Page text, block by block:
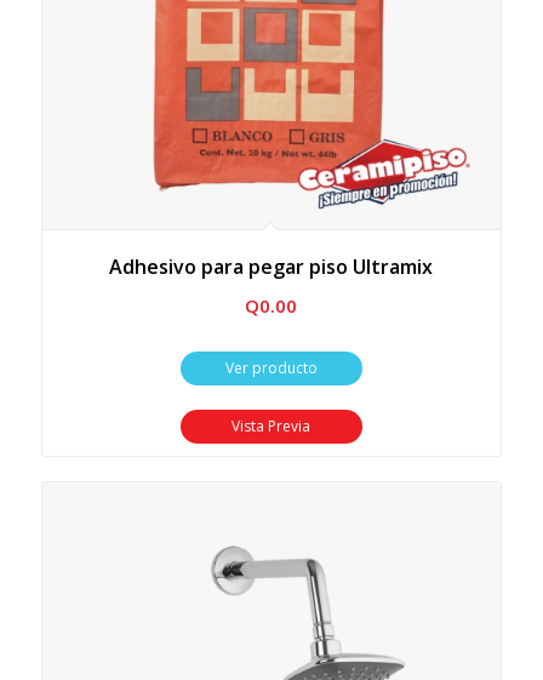
Adhesivo para pegar piso Ultramix
Q0.00
Ver producto
Vista Previa